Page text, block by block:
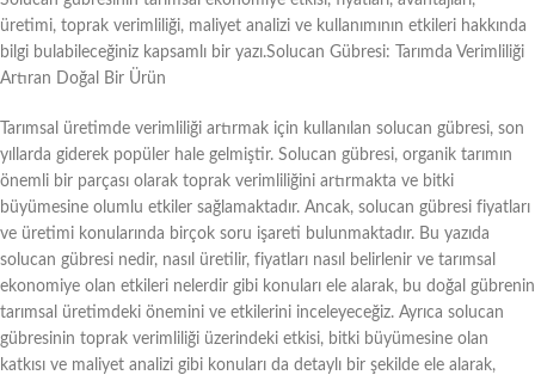
üretimi, toprak verimliliği, maliyet analizi ve kullanımının etkileri hakkında
bilgi bulabileceğiniz kapsamlı bir yazı.Solucan Gübresi: Tarımda Verimliliği
Artıran Doğal Bir Ürün
Tarımsal üretimde verimliliği artırmak için kullanılan solucan gübresi, son
yıllarda giderek popüler hale gelmiştir. Solucan gübresi, organik tarımın
önemli bir parçası olarak toprak verimliliğini artırmakta ve bitki
büyümesine olumlu etkiler sağlamaktadır. Ancak, solucan gübresi fiyatları
ve üretimi konularında birçok soru işareti bulunmaktadır. Bu yazıda
solucan gübresi nedir, nasıl üretilir, fiyatları nasıl belirlenir ve tarımsal
ekonomiye olan etkileri nelerdir gibi konuları ele alarak, bu doğal gübrenin
tarımsal üretimdeki önemini ve etkilerini inceleyeceğiz. Ayrıca solucan
gübresinin toprak verimliliği üzerindeki etkisi, bitki büyümesine olan
katkısı ve maliyet analizi gibi konuları da detaylı bir şekilde ele alarak,